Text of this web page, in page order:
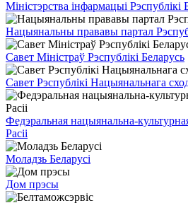
Міністэрства інфармацыі Рэспублікі
Нацыянальны прававы партал
Савет Міністраў Рэспублікі Беларусь
Савет Рэспублікі Нацыянальнага
Федэральная нацыянальна-
Расіі
Моладзь Беларусі
Дом прэсы